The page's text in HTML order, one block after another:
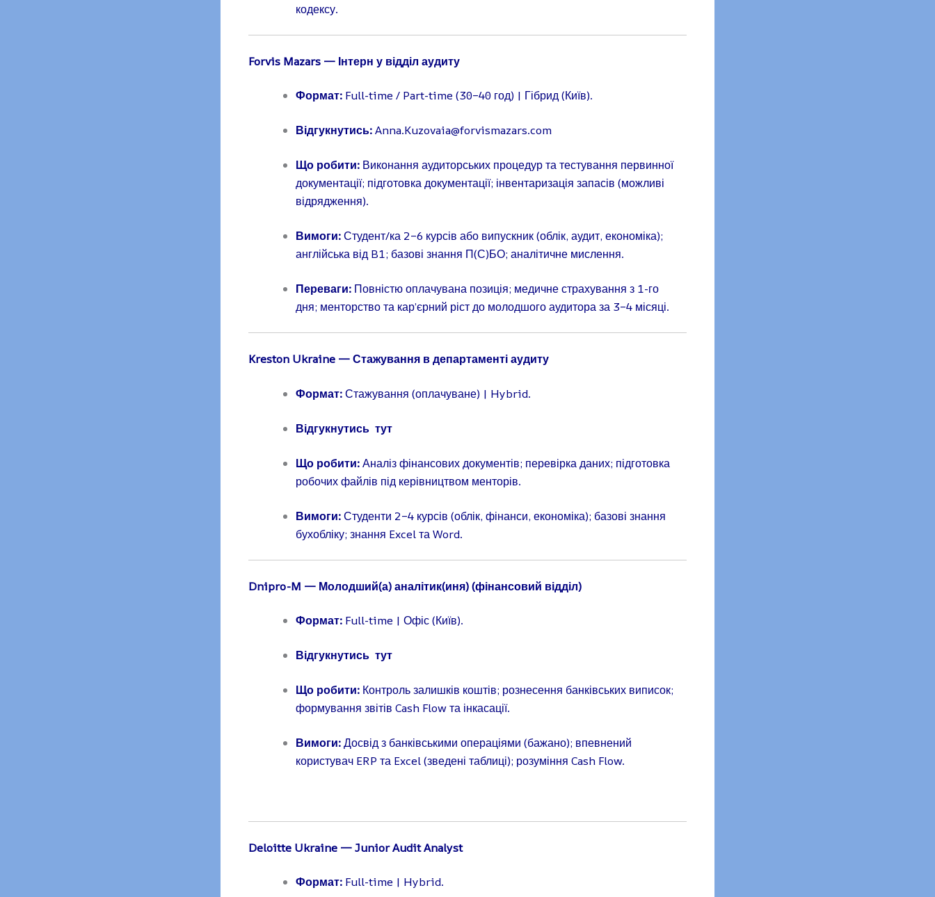
кодексу.
Forvis Mazars — Інтерн у відділ аудиту
Формат: Full-time / Part-time (30–40 год) | Гібрид (Київ).
Відгукнутись:Anna.Kuzovaia@forvismazars.com
Що робити: Виконання аудиторських процедур та тестування первинної
документації; підготовка документації; інвентаризація запасів (можливі
відрядження).
Вимоги:Студент/ка 2–6 курсів або випускник (облік, аудит, економіка);
англійська від B1; базові знання П(С)БО; аналітичне мислення.
Переваги: Повністю оплачувана позиція; медичне страхування з 1-го
дня; менторство та кар’єрний ріст до молодшого аудитора за 3–4 місяці.
Kreston Ukraine — Стажування в департаменті аудиту
Формат:Стажування (оплачуване) | Hybrid.
Відгукнутись тут
Що робити:Аналіз фінансових документів; перевірка даних; підготовка
робочих файлів під керівництвом менторів.
Вимоги:Студенти 2–4 курсів (облік, фінанси, економіка); базові знання
бухобліку; знання Excel та Word.
Dnipro-M — Молодший(а) аналітик(иня) (фінансовий відділ)
Формат: Full-time | Офіс (Київ).
Відгукнутись тут
Що робити: Контроль залишків коштів; рознесення банківських виписок;
формування звітів Cash Flow та інкасації.
Вимоги:Досвід з банківськими операціями (бажано); впевнений
користувач ERP та Excel (зведені таблиці); розуміння Cash Flow.
Deloitte Ukraine — Junior Audit Analyst
Формат: Full-time | Hybrid.